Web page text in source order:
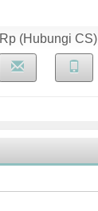
Rp (Hubungi CS)